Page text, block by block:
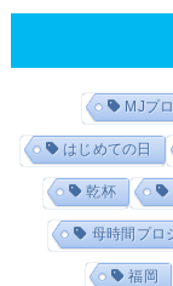
MJプ
はじめての日
乾杯
母時間プロ
福岡